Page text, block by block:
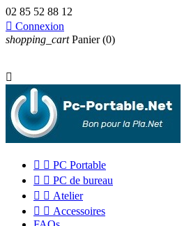
02 85 52 88 12
 Connexion
shopping_cart Panier (0)

  PC Portable
  PC de bureau
  Atelier
  Accessoires